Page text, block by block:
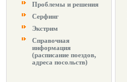
Проблемы и решения
Серфинг
Экстрим
Справочная
информация
(расписание поездов,
адреса посольств)